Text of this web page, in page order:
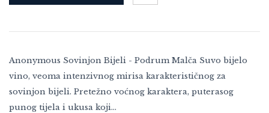
Anonymous Sovinjon Bijeli - Podrum Malča Suvo bijelo
vino, veoma intenzivnog mirisa karakterističnog za
sovinjon bijeli. Pretežno voćnog karaktera, puterasog
punog tijela i ukusa koji…